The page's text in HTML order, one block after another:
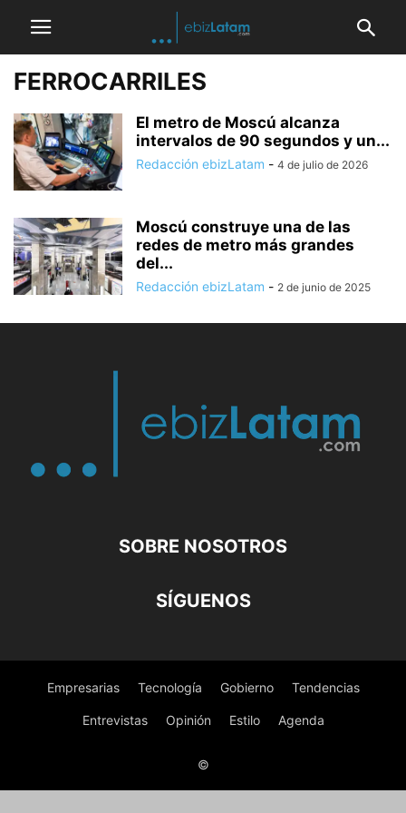
FERROCARRILES
El metro de Moscú alcanza
intervalos de 90 segundos y un...
Redacción ebizLatam - 4 de julio de 2026
Moscú construye una de las
redes de metro más grandes
del...
Redacción ebizLatam - 2 de junio de 2025
SOBRE NOSOTROS
SÍGUENOS
Empresarias Tecnología Gobierno Tendencias
Entrevistas Opinión Estilo Agenda
©